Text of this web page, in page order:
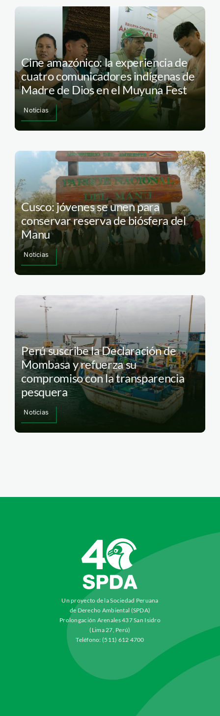
Cine amazónico: la experiencia de
cuatro comunicadores indígenas de
Madre de Dios en el Muyuna Fest
Noticias
Cusco: jóvenes se unen para
conservar reserva de biósfera del
Manu
Noticias
Perú suscribe la Declaración de
Mombasa y refuerza su
compromiso con la transparencia
pesquera
Noticias
Un proyecto de la Sociedad Peruana
de Derecho Ambiental (SPDA)
Prolongación Arenales 437 San Isidro
(Lima 27, Perú)
Teléfono: (511) 612 4700